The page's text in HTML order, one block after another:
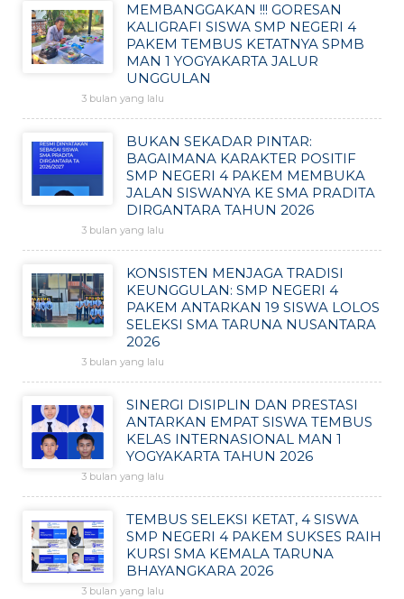
MEMBANGGAKAN !!! GORESAN
KALIGRAFI SISWA SMP NEGERI 4
PAKEM TEMBUS KETATNYA SPMB
MAN 1 YOGYAKARTA JALUR
UNGGULAN
3 bulan yang lalu
BUKAN SEKADAR PINTAR:
BAGAIMANA KARAKTER POSITIF
SMP NEGERI 4 PAKEM MEMBUKA
JALAN SISWANYA KE SMA PRADITA
DIRGANTARA TAHUN 2026
3 bulan yang lalu
KONSISTEN MENJAGA TRADISI
KEUNGGULAN: SMP NEGERI 4
PAKEM ANTARKAN 19 SISWA LOLOS
SELEKSI SMA TARUNA NUSANTARA
2026
3 bulan yang lalu
SINERGI DISIPLIN DAN PRESTASI
ANTARKAN EMPAT SISWA TEMBUS
KELAS INTERNASIONAL MAN 1
YOGYAKARTA TAHUN 2026
3 bulan yang lalu
TEMBUS SELEKSI KETAT, 4 SISWA
SMP NEGERI 4 PAKEM SUKSES RAIH
KURSI SMA KEMALA TARUNA
BHAYANGKARA 2026
3 bulan yang lalu